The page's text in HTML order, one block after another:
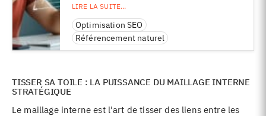
Optimisation SEO
Référencement naturel
TISSER SA TOILE : LA PUISSANCE DU MAILLAGE INTERNE
STRATÉGIQUE
Le maillage interne est l'art de tisser des liens entre les